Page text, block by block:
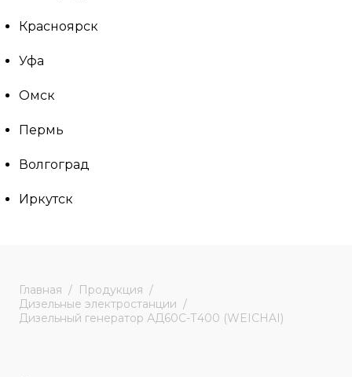
Красноярск
Уфа
Омск
Пермь
Волгоград
Иркутск
Главная
Продукция
Дизельные электростанции
Дизельный генератор АД60С-Т400 (WEICHAI)